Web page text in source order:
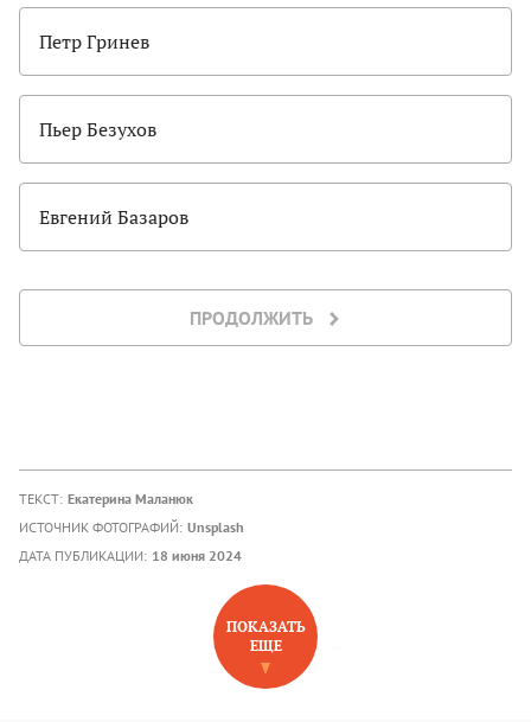
Петр Гринев
Пьер Безухов
Евгений Базаров
ПРОДОЛЖИТЬ
ТЕКСТ: Екатерина Маланюк
ИСТОЧНИК ФОТОГРАФИЙ: Unsplash
ДАТА ПУБЛИКАЦИИ: 18 июня 2024
НОВОЕ НА САЙТЕ
ПОКАЗАТЬ
ЕЩЕ